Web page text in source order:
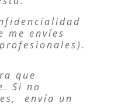
me envíes
que
Si no
envía un